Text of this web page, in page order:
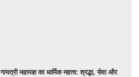
गायत्री महायज्ञ का धार्मिक महत्व: श्रद्धा, सेवा और